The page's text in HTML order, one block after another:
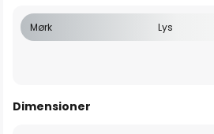
Mørk Lys
Dimensioner